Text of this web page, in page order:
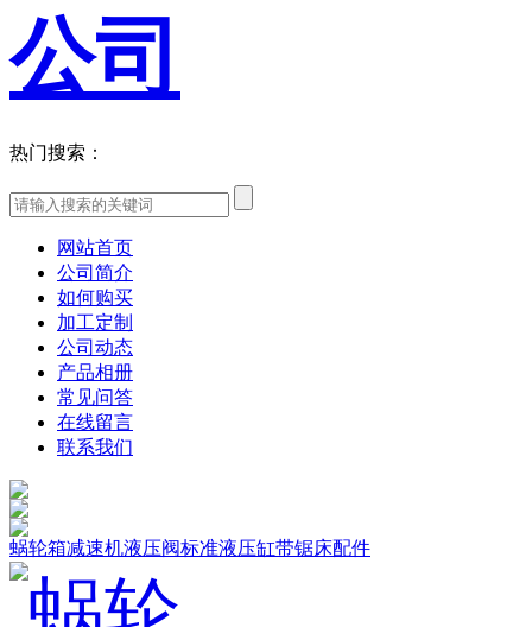
热门搜索：
网站首页
公司简介
如何购买
加工定制
公司动态
产品相册
常见问答
在线留言
联系我们
蜗轮箱减速机液压阀标准液压缸带锯床配件